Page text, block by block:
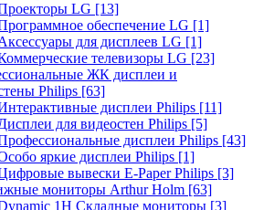
LG [13]
обеспечение LG [1]
для дисплеев LG [1]
телевизоры LG [23]
ЖК дисплеи и
Philips [63]
дисплеи Philips [11]
для видеостен Philips [5]
дисплеи Philips [43]
яркие дисплеи Philips [1]
вывески E-Paper Philips [3]
мониторы Arthur Holm [63]
1Н Складные мониторы [3]